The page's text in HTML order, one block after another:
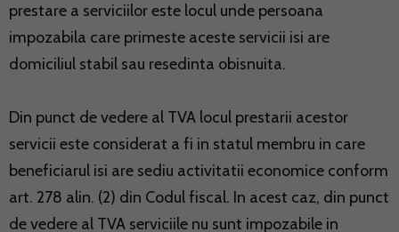
prestare a serviciilor este locul unde persoana
impozabila care primeste aceste servicii isi are
domiciliul stabil sau resedinta obisnuita.
Din punct de vedere al TVA locul prestarii acestor
servicii este considerat a fi in statul membru in care
beneficiarul isi are sediu activitatii economice conform
art. 278 alin. (2) din Codul fiscal. In acest caz, din punct
de vedere al TVA serviciile nu sunt impozabile in